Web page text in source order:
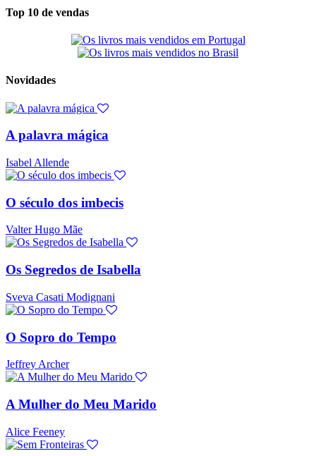
Top 10 de vendas
Novidades
A palavra mágica
Isabel Allende
O século dos imbecis
Valter Hugo Mãe
Os Segredos de Isabella
Sveva Casati Modignani
O Sopro do Tempo
Jeffrey Archer
A Mulher do Meu Marido
Alice Feeney